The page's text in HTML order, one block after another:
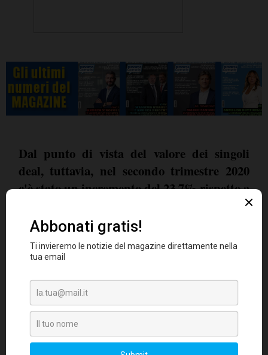
Dal punto di vista del valore dei singoli
deal, tuttavia, nel secondo trimestre 2020
c'è stato un incremento del 23.7% rispetto a
, confermando che il
numero delle operazioni è stato inferiore ma le
società si sono concentrate su quelle di portata
maggiore. Se si confronta il Q2 2020 con il Q2
di M&A, sia in termini di volume che di
valore delle operazioni,è ancora più netto,
conuna riduzione, rispettivamente, del
54.9% e 47.1%. Guardando alle operazioni